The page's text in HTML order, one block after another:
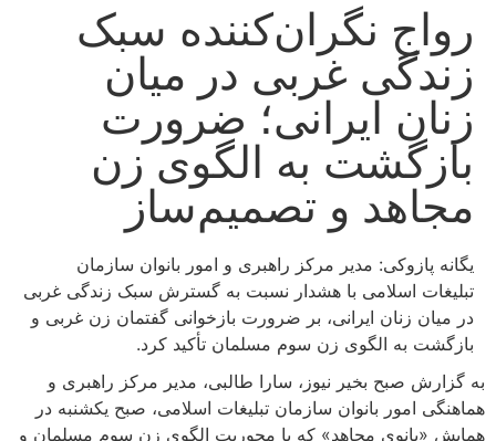
نگران‌کننده سبک
غربی در میان
ایرانی؛ ضرورت
به الگوی زن
و تصمیم‌ساز
مدیر مرکز راهبری و امور بانوان سازمان
اسلامی با هشدار نسبت به گسترش سبک زندگی غربی
زنان ایرانی، بر ضرورت بازخوانی گفتمان زن غربی و
به الگوی زن سوم مسلمان تأکید کرد.
صبح بخیر نیوز، سارا طالبی، مدیر مرکز راهبری و
امور بانوان سازمان تبلیغات اسلامی، صبح یکشنبه در
مجاهد» که با محوریت الگوی زن سوم مسلمان و